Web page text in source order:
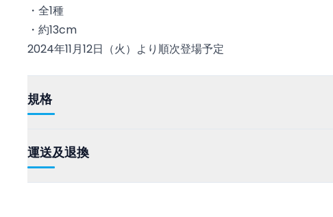
・全1種
・約13cm
2024年11月12日（火）より順次登場予定
規格
運送及退換